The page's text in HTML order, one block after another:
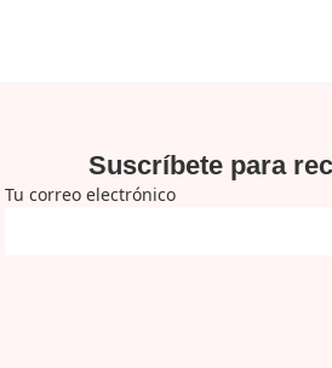
Suscríbete para
Tu correo electrónico